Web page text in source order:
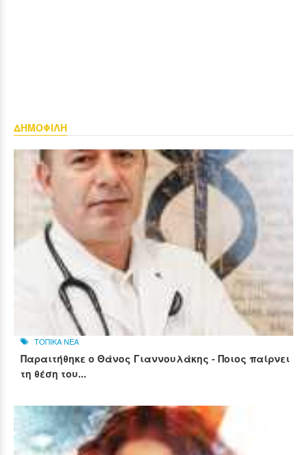
ΔΗΜΟΦΙΛΗ
ΤΟΠΙΚΑ ΝΕΑ
Παραιτήθηκε ο Θάνος Γιαννουλάκης - Ποιος παίρνει
τη θέση του...